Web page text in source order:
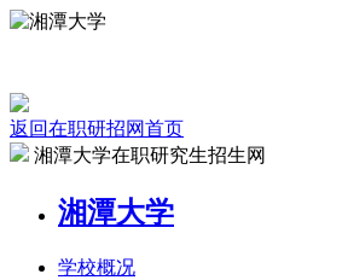
返回在职研招网首页
湘潭大学在职研究生招生网
湘潭大学
学校概况